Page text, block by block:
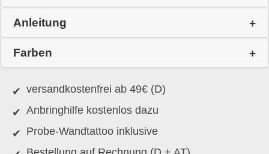
Anleitung
Farben
versandkostenfrei ab 49€ (D)
Anbringhilfe kostenlos dazu
Probe-Wandtattoo inklusive